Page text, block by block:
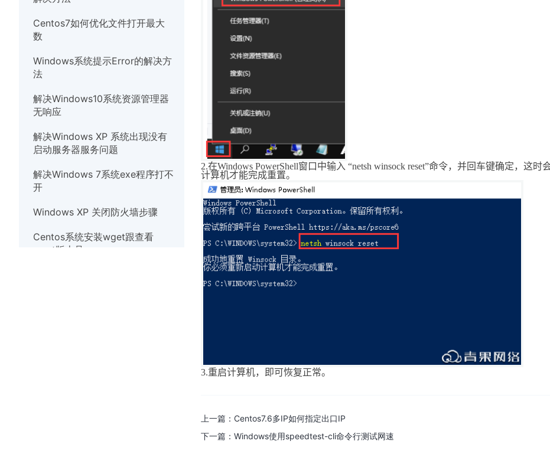
Centos7如何优化文件打开最大
数
Windows系统提示Error的解决方
法
解决Windows10系统资源管理器
无响应
解决Windows XP 系统出现没有
启动服务器服务问题
解决Windows 7系统exe程序打不
开
Windows XP 关闭防火墙步骤
Centos系统安装wget跟查看
wget版本号
2.在Windows PowerShell窗口中输入 “netsh winsock reset”命令，并回车键确定，这时
计算机才能完成重置。
3.重启计算机，即可恢复正常。
上一篇： Centos7.6多IP如何指定出口IP
下一篇： Windows使用speedtest-cli命令行测试网速